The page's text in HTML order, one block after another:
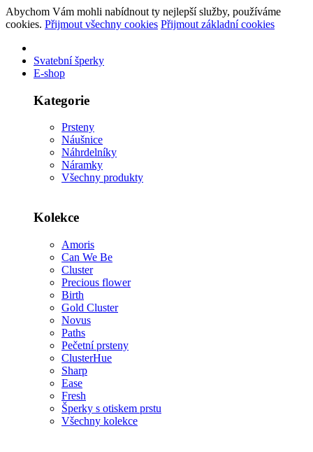
Abychom Vám mohli nabídnout ty nejlepší služby, používáme
cookies. Přijmout všechny cookies Přijmout základní cookies
Svatební šperky
E-shop
Kategorie
Prsteny
Náušnice
Náhrdelníky
Náramky
Všechny produkty
Kolekce
Amoris
Can We Be
Cluster
Precious flower
Birth
Gold Cluster
Novus
Paths
Pečetní prsteny
ClusterHue
Sharp
Ease
Fresh
Šperky s otiskem prstu
Všechny kolekce